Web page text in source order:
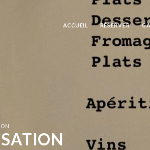
ACCUEIL RÉSERVER